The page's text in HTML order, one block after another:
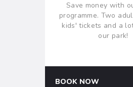
Save money with
programme. Two
kids' tickets and a
our park!
BOOK NOW